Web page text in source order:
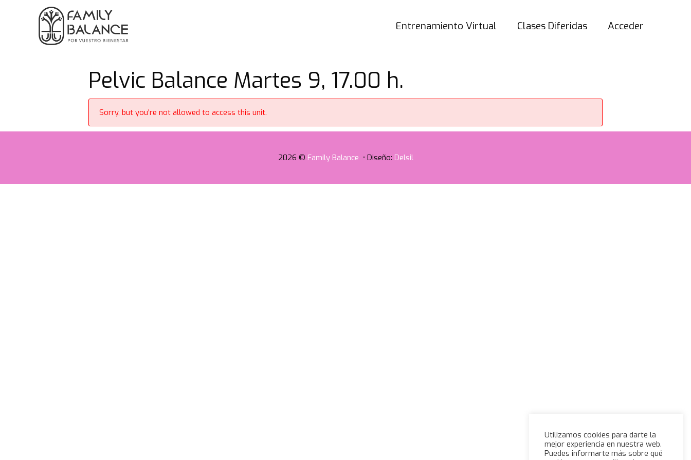
Entrenamiento Virtual Clases Diferidas Acceder
Pelvic Balance Martes 9, 17.00 h.
Sorry, but you're not allowed to access this unit.
2026 © Family Balance • Diseño: Delsil
Utilizamos cookies para darte la
mejor experiencia en nuestra web.
Puedes informarte más sobre qué